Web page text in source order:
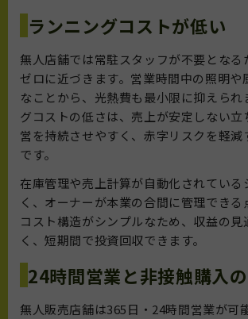
ランニングコストが低い
無人店舗では常駐スタッフが不要となる
ゼロに近づきます。営業時間中の照明や
なことから、光熱費も最小限に抑えられ
グコストの低さは、売上が安定しない立
営を持続させやすく、赤字リスクを軽減
です。
在庫管理や売上計算が自動化されている
く、オーナーが本業の合間に管理できる
コスト構造がシンプルなため、収益の見
く、短期間で投資回収できます。
24時間営業と非接触購入
無人販売店舗は365日・24時間営業が可